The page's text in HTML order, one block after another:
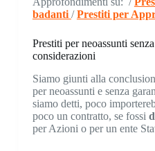
badanti /Prestiti per
Prestiti per neoassunti
considerazioni
Siamo giunti alla
per neoassunti e senza
siamo detti, poco
poco un contratto, se fossi
per Azioni o per un ente